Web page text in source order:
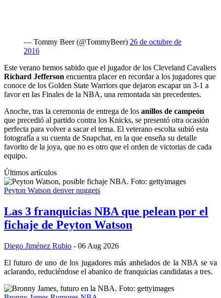
— Tommy Beer (@TommyBeer) 26 de octubre de
2016
Este verano hemos sabido que el jugador de los Cleveland Cavaliers
Richard Jefferson encuentra placer en recordar a los jugadores que
conoce de los Golden State Warriors que dejaron escapar un 3-1 a
favor en las Finales de la NBA, una remontada sin precedentes.
Anoche, tras la ceremonia de entrega de los anillos de campeón
que precedió al partido contra los Knicks, se presentó otra ocasión
perfecta para volver a sacar el tema. El veterano escolta subió esta
fotografía a su cuenta de Snapchat, en la que enseña su detalle
favorito de la joya, que no es otro que el orden de victorias de cada
equipo.
Últimos artículos
Peyton Watson denver nuggets
Las 3 franquicias NBA que pelean por el
fichaje de Peyton Watson
Diego Jiménez Rubio - 06 Aug 2026
El futuro de uno de los jugadores más anhelados de la NBA se va
aclarando, reduciéndose el abanico de franquicias candidatas a tres.